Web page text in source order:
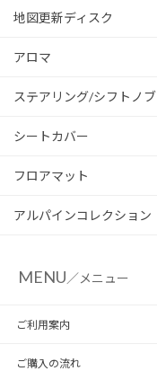
地図更新ディスク
アロマ
ステアリング/シフトノブ
シートカバー
フロアマット
アルパインコレクション
MENU／メニュー
ご利用案内
ご購入の流れ